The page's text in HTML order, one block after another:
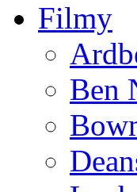
Filmy
Ben